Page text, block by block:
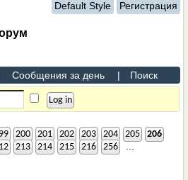
Default Style Регистрация
Сообщения за день | Поиск
200 201 202 203 204 205
206
213 214 215 216 256